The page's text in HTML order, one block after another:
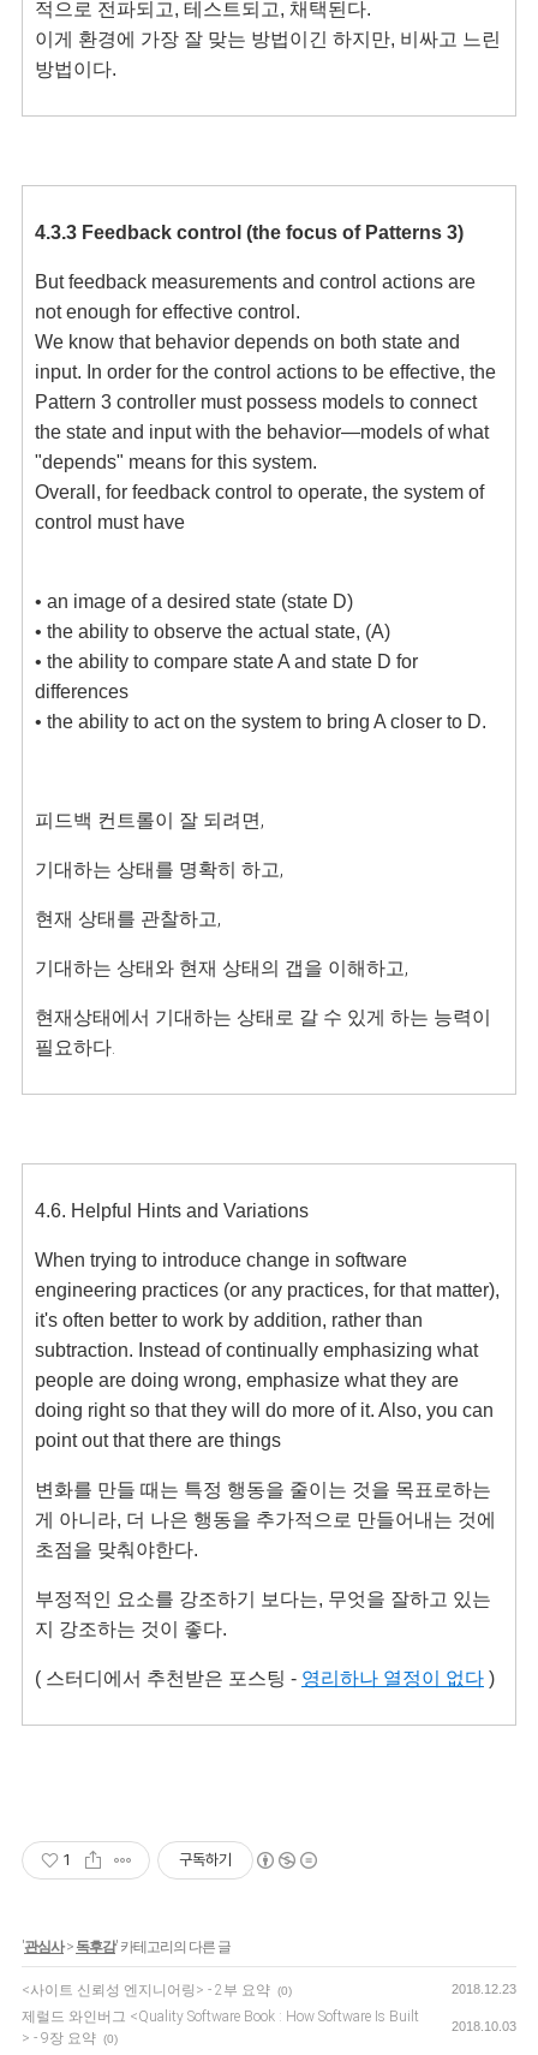
적으로 전파되고, 테스트되고, 채택된다.
이게 환경에 가장 잘 맞는 방법이긴 하지만, 비싸고 느린
4.3.3 Feedback control (the focus of Patterns 3)
But feedback measurements and control actions are
not enough for effective control.
We know that behavior depends on both state and
input. In order for the control actions to be effective, the
Pattern 3 controller must possess models to connect
the state and input with the behavior—models of what
"depends" means for this system.
Overall, for feedback control to operate, the system of
control must have
• an image of a desired state (state D)
• the ability to observe the actual state, (A)
• the ability to compare state A and state D for
differences
• the ability to act on the system to bring A closer to D.
피드백 컨트롤이 잘 되려면,
기대하는 상태를 명확히 하고,
현재 상태를 관찰하고,
기대하는 상태와 현재 상태의 갭을 이해하고,
현재상태에서 기대하는 상태로 갈 수 있게 하는 능력이
필요하다.
4.6. Helpful Hints and Variations
When trying to introduce change in software
engineering practices (or any practices, for that matter),
it's often better to work by addition, rather than
subtraction. Instead of continually emphasizing what
people are doing wrong, emphasize what they are
doing right so that they will do more of it. Also, you can
point out that there are things
변화를 만들 때는 특정 행동을 줄이는 것을 목표로하는
게 아니라, 더 나은 행동을 추가적으로 만들어내는 것에
초점을 맞춰야한다.
부정적인 요소를 강조하기 보다는, 무엇을 잘하고 있는
지 강조하는 것이 좋다.
( 스터디에 서 추천받은 포스팅 - 영리하나 열정이 없다 )
1 구독하기
'관심사> 독후감' 카테고리의 다른 글
<사이트 신뢰성 엔지니어링> - 2부 요약 (0) 2018.12.23
제럴드 와인버그 <Quality Software Book : How Software Is Built
> - 9장 요약 (0)
2018.10.03